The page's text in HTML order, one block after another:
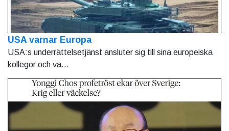
USA varnar Europa
USA:s underrättelsetjänst ansluter sig till sina europeiska
kollegor och va...